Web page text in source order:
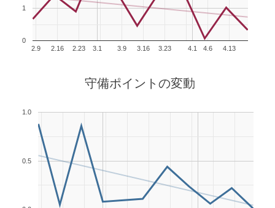
3.1 4.1
2.9 2.16 2.23 3.9 3.16 3.23 4.6 4.13
0
1
守備ポイントの変動
0.5
1.0